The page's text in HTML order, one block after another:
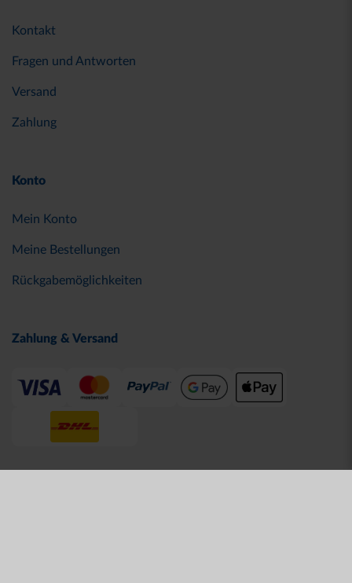
Kontakt
Fragen und Antworten
Versand
Zahlung
Konto
Mein Konto
Meine Bestellungen
Rückgabemöglichkeiten
Zahlung & Versand